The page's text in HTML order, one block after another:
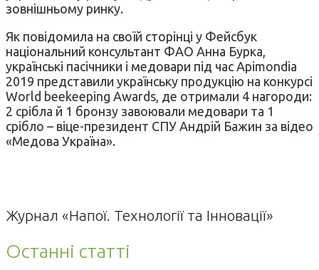
зовнішньому ринку.
Як повідомила на своїй сторінці у Фейсбук
національний консультант ФАО Анна Бурка,
українські пасічники і медовари під час Apimondia
2019 представили українську продукцію на конкурсі
World beekeeping Awards, де отримали 4 нагороди:
2 срібла й 1 бронзу завоювали медовари та 1
срібло – віце-президент СПУ Андрій Бажин за відео
«Медова Україна».
Журнал «Напої. Технології та Інновації»
Останні статті